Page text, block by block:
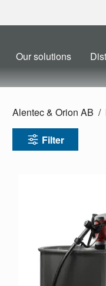
Our solutions
Alentec & Orion AB
Filter